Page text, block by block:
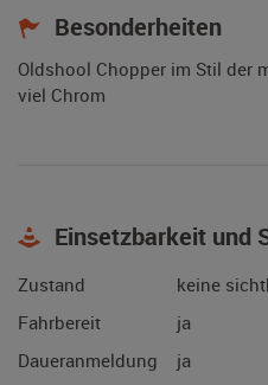
Besonderheiten
Oldshool Chopper im Stil der
viel Chrom
Einsetzbarkeit und
Zustand
keine
Fahrbereit
ja
Daueranmeldung
ja